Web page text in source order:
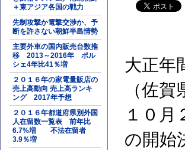
＋東アジア各国の戦力
先制攻撃か電撃交渉か、予
断を許さない朝鮮半島情勢
主要外車の国内販売台数推
移 2013～2016年 ポル
シェ4年比41％増
２０１６年の家電量販店の
売上高動向 売上高ランキ
ング 2017年予想
２０１６年都道府県別外国
人在留数一覧表 前年比
6.7%増 不法在留者
3.9％増
大正年
（佐
１０月
の開始